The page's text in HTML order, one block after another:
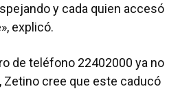
y cada quien accesó
explicó.
de teléfono 22402000 ya no
Zetino cree que este caducó